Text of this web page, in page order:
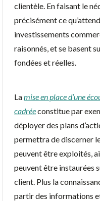
clientèle. En faisant le
précisément ce
investissements
raisonnés, et se basent
fondées et réelles.
Lamise en place d’une
cadréeconstitue par
déployer des plans
permettra de discerner
peuvent être exploités,
peuvent être instaurées
client. Plus la
partir des informations